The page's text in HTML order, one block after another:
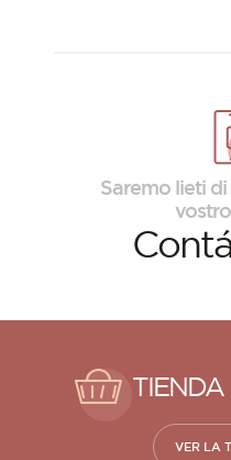
Saremo lieti
TIENDA
VER LA